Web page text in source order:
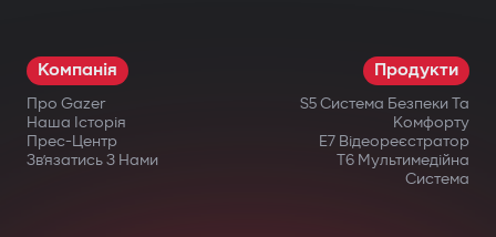
Компанія
Про Gazer
Наша Історія
Прес-Центр
Зв’язатись З Нами
Продукти
S5 Система Безпеки Та
Комфорту
E7 Відеореєстратор
T6 Мультимедійна
Система